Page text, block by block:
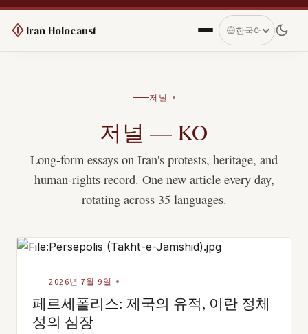
Iran Holocaust 한국어
저널
저널 — KO
Long-form essays on Iran's protests, heritage, and
human-rights record. One new article every day,
rotating across 35 languages.
2026년 7월 9일
페르세폴리스: 제국의 유적, 이란 정체
성의 심장